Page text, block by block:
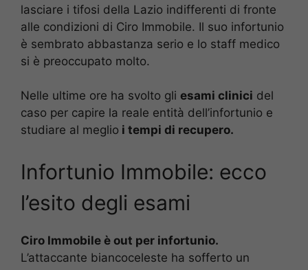
lasciare i tifosi della Lazio indifferenti di fronte
alle condizioni di Ciro Immobile. Il suo infortunio
è sembrato abbastanza serio e lo staff medico
si è preoccupato molto.
Nelle ultime ore ha svolto gli esami clinici del
caso per capire la reale entità dell’infortunio e
studiare al meglio i tempi di recupero.
Infortunio Immobile: ecco
l’esito degli esami
Ciro Immobile è out per infortunio.
L’attaccante biancoceleste ha sofferto un